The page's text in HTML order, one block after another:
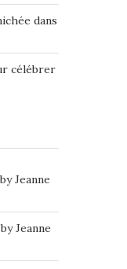
dans
célébrer
Jeanne
Jeanne